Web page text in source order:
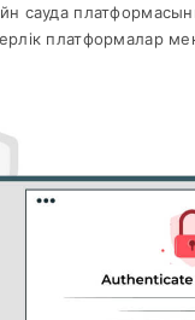
сауда
платформалар